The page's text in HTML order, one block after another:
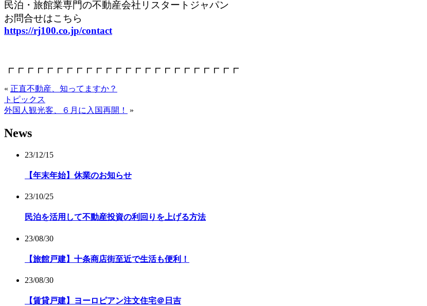
民泊・旅館業専門の不動産会社リスタートジャパン
お問合せはこちら
https://rj100.co.jp/contact
┏┏┏┏┏┏┏┏┏┏┏┏┏┏┏┏┏┏┏┏┏┏┏┏
« 正直不動産、知ってますか？
トピックス
外国人観光客、６月に入国再開！
»
News
23/12/15
【年末年始】休業のお知らせ
23/10/25
民泊を活用して不動産投資の利回りを上げる方法
23/08/30
【旅館戸建】十条商店街至近で生活も便利！
23/08/30
【賃貸戸建】ヨーロピアン注文住宅＠日吉